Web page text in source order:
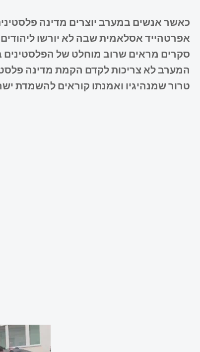
כאשר אנשים במערב יוצרים מדינה
אפרטהייד אסלאמית שבה לא יורשו
סקרים מראים שרוב מוחלט של
המערב לא צריכות לקדם הקמת מדינה
טרור שמנהיגיו ואמנתו קוראים להשמדת